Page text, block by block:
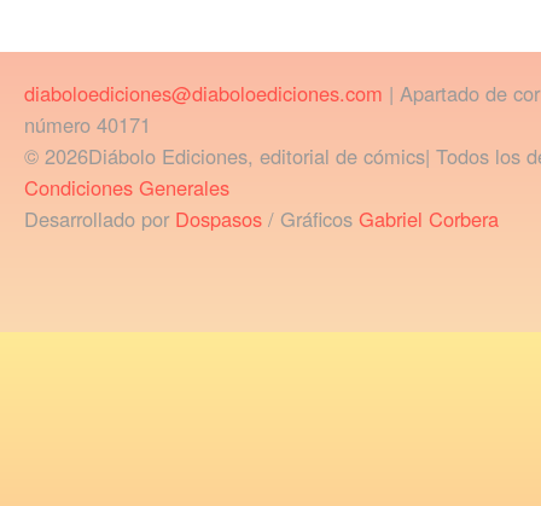
diaboloediciones@diaboloediciones.com | Apartado de
número 40171
© 2026Diábolo Ediciones, editorial de cómics| Todos los
Condiciones Generales
Desarrollado por Dospasos / Gráficos Gabriel Corbera